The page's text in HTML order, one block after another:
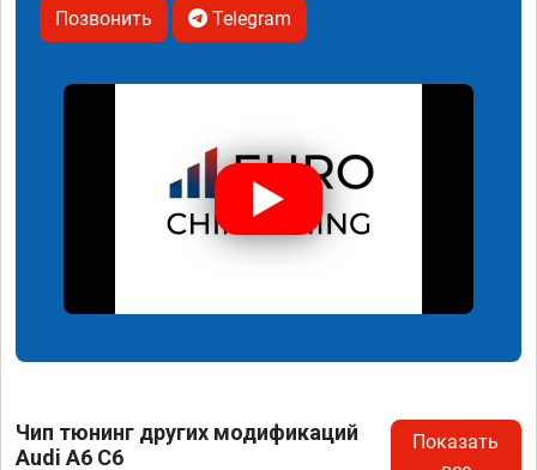
Позвонить Telegram
Чип тюнинг других модификаций
Audi A6 C6
Показать